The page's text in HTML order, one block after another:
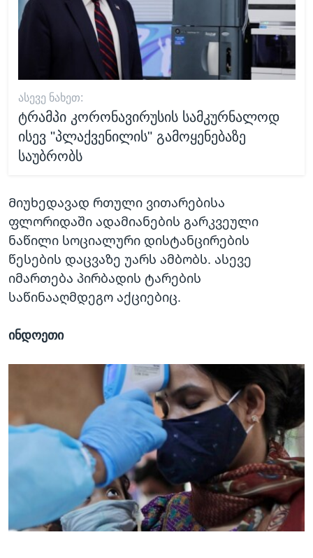
ᲐᲡᲔᲕᲔ ᲜᲐᲮᲔᲗ:
ტრამპი კორონავირუსის სამკურნალოდ
ისევ "პლაქვენილის" გამოყენებაზე
საუბრობს
Მიუხედავად რთული ვითარებისა
ფლორიდაში ადამიანების გარკვეული
ნაწილი სოციალური დისტანცირების
წესების დაცვაზე უარს ამბობს. ასევე
იმართება პირბადის ტარების
საწინააღმდეგო აქციებიც.
ინდოეთი